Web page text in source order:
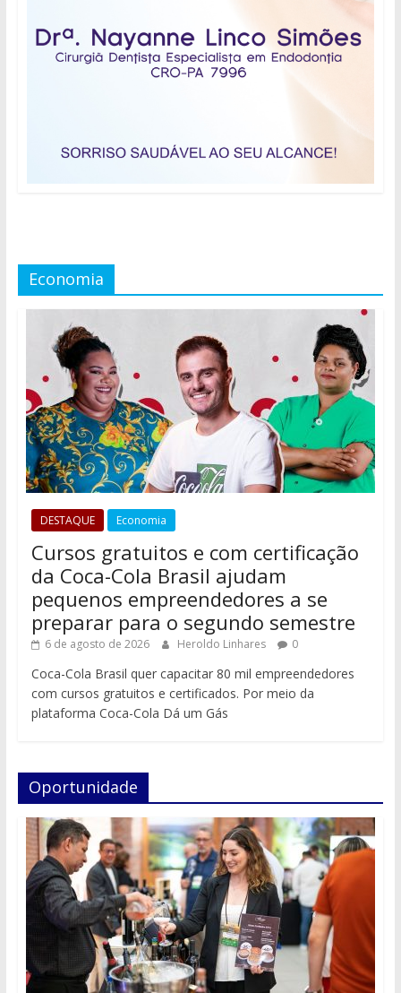
Economia
DESTAQUE Economia
Cursos gratuitos e com certificação
da Coca-Cola Brasil ajudam
pequenos empreendedores a se
preparar para o segundo semestre
6 de agosto de 2026 Heroldo Linhares 0
Coca-Cola Brasil quer capacitar 80 mil empreendedores
com cursos gratuitos e certificados. Por meio da
plataforma Coca-Cola Dá um Gás
Oportunidade